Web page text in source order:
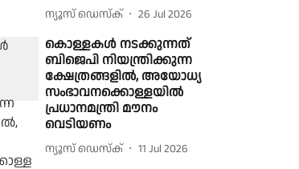
ന്യൂസ് ഡെസ്ക് 26 Jul 2026
കൊള്ളകൾ നടക്കുന്നത്
ബിജെപി നിയന്ത്രിക്കുന്ന
ക്ഷേത്രങ്ങളിൽ, അയോധ്യ
സംഭാവനക്കൊള്ളയിൽ
പ്രധാനമന്ത്രി മൗനം
വെടിയണം
ന്യൂസ് ഡെസ്ക് 11 Jul 2026